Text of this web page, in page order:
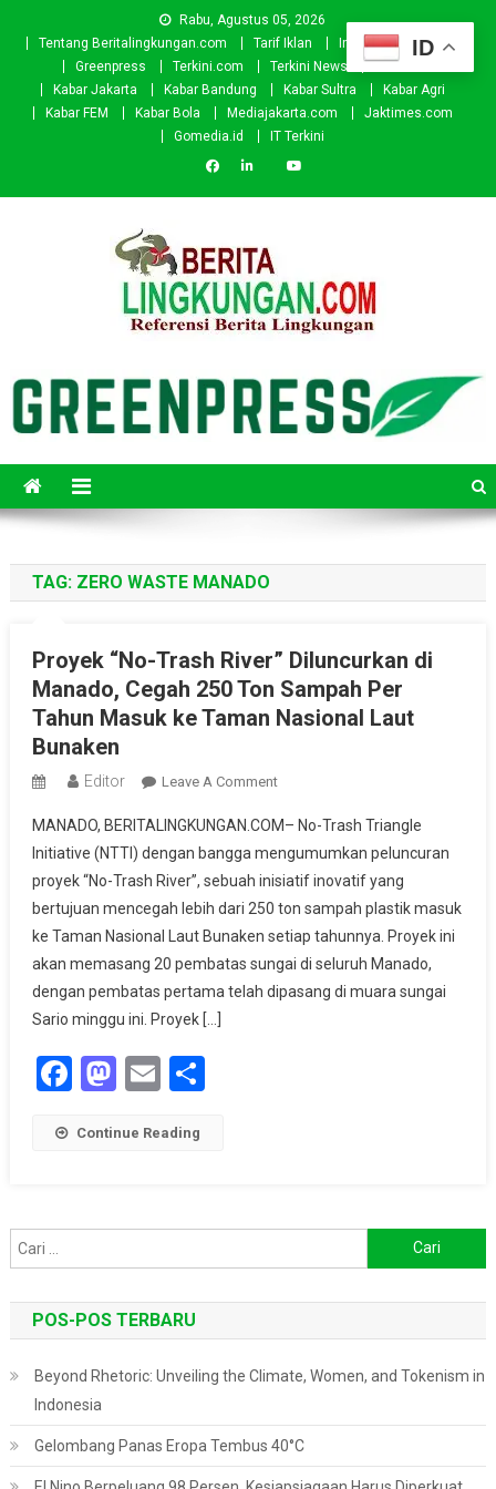
Rabu, Agustus 05, 2026
Tentang Beritalingkungan.com
Tarif Iklan Investor
Donasi
Greenpress
Terkini.com Terkini News
Kabar.id
Kabar Jakarta
Kabar Bandung Kabar Sultra
Kabar Agri
Kabar FEM
Kabar Bola Mediajakarta.com
Jaktimes.com
Gomedia.id
IT Terkini
TAG: ZERO WASTE MANADO
Proyek “No-Trash River” Diluncurkan di
Manado, Cegah 250 Ton Sampah Per
Tahun Masuk ke Taman Nasional Laut
Bunaken
Editor Leave A CommentOn
“No-
Trash
River”
Diluncurkan
Di
Manado,
Cegah
Bunaken
MANADO, BERITALINGKUNGAN.COM– No-Trash Triangle
Initiative (NTTI) dengan bangga mengumumkan peluncuran
proyek “No-Trash River”, sebuah inisiatif inovatif yang
bertujuan mencegah lebih dari 250 ton sampah plastik masuk
ke Taman Nasional Laut Bunaken setiap tahunnya. Proyek ini
akan memasang 20 pembatas sungai di seluruh Manado,
dengan pembatas pertama telah dipasang di muara sungai
Sario minggu ini. Proyek […]
Facebook
Mastodon
EmailShare
Continue Reading
untuk:
POS-POS TERBARU
Beyond Rhetoric: Unveiling the Climate, Women, and Tokenism in
Indonesia
Gelombang Panas Eropa Tembus 40°C
ID